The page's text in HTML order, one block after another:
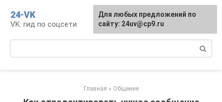
контенту
24-VK
VK: гид по соцсети
Главная » Общение
Для любых предложений по
сайту: 24uv@cp9.ru